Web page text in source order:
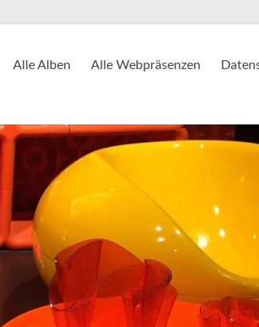
Alle Alben Alle Webpräsenzen